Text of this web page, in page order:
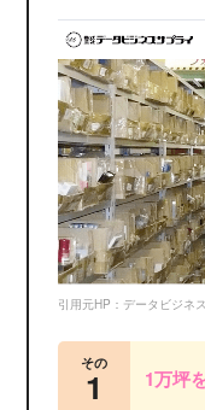
引用元HP：データビジネ
その
1 1万坪